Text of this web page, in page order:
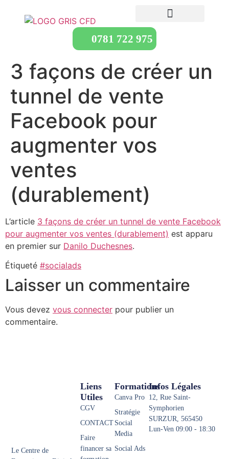
0781 722 975
3 façons de créer un
tunnel de vente
Facebook pour
augmenter vos
ventes
(durablement)
L’article 3 façons de créer un tunnel de vente Facebook
pour augmenter vos ventes (durablement) est apparu
en premier sur Danilo Duchesnes.
Étiqueté #socialads
Laisser un commentaire
Vous devez vous connecter pour publier un
commentaire.
Le Centre de
Formations
Canva Pro
Stratégie
Social
Media
Social Ads
Liens
Utiles
CGV
CONTACT
Faire
financer sa
Infos Légales
12, Rue Saint-
Symphorien
SURZUR, 565450
Lun-Ven 09:00 - 18:30